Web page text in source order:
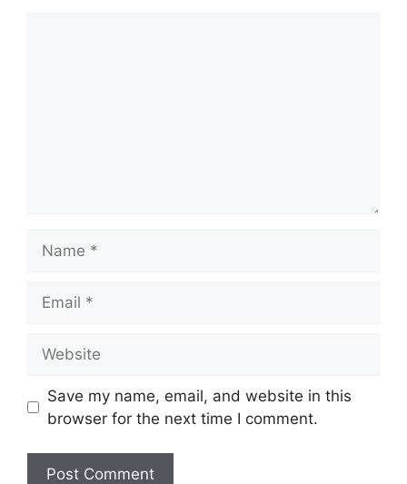
Save my name, email, and website in this
browser for the next time I comment.